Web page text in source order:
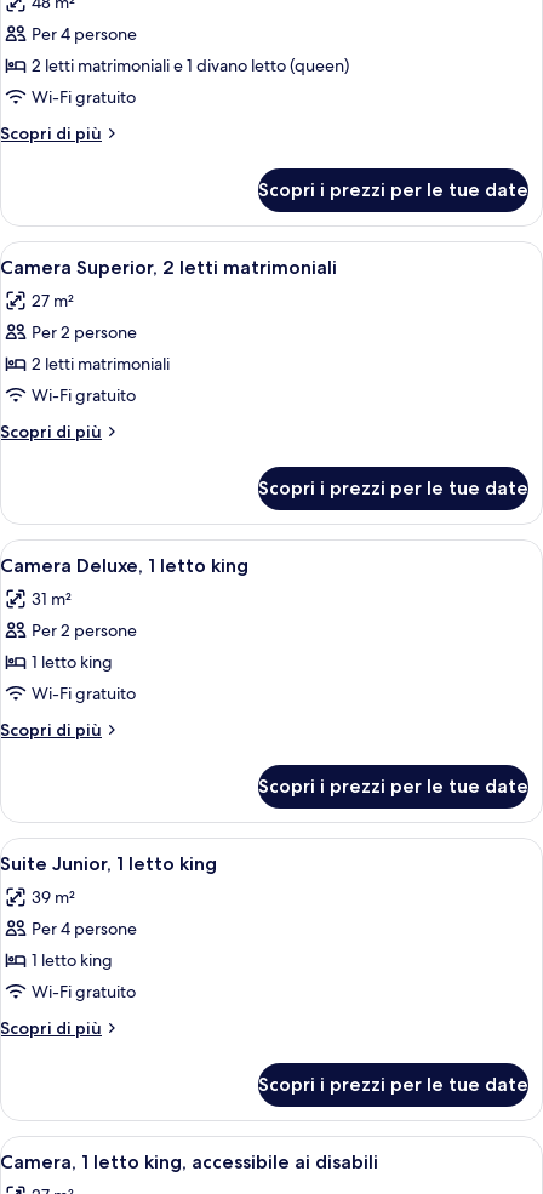
le
foto
per
Suite,
1
camera
letto
Per 4 persone
2 letti matrimoniali e 1 divano letto (queen)
Wi-Fi gratuito
Scopri di più
Altri
1
camera
da
Scopri i prezzi per le tue date
Apri
tutte
le
foto
per
Camera
Superior,
2
matrimoniali
Camera d'albergo con due letti, una
3
Camera Superior, 2 letti matrimoniali
27 m²
Per 2 persone
2 letti matrimoniali
Wi-Fi gratuito
Scopri di più
Altri
Superior,
letti
Scopri i prezzi per le tue date
Apri
tutte
le
foto
per
Camera
Deluxe,
1
king
Camera d'albergo con un letto
3
Camera Deluxe, 1 letto king
31 m²
Per 2 persone
1 letto king
Wi-Fi gratuito
Scopri di più
Altri
Deluxe,
letto
Scopri i prezzi per le tue date
Apri
tutte
le
foto
per
Suite
Junior,
1
king
Una camera d'albergo con un
5
Suite Junior, 1 letto king
39 m²
Per 4 persone
1 letto king
Wi-Fi gratuito
Scopri di più
Altri
Junior,
letto
Scopri i prezzi per le tue date
Apri
tutte
Un letto rifatto con lenzuola
3
Camera, 1 letto king, accessibile ai disabili